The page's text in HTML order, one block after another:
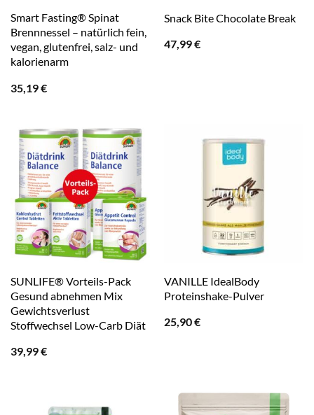
Smart Fasting® Spinat
Brennnessel – natürlich fein,
vegan, glutenfrei, salz- und
kalorienarm
35,19€
Snack Bite Chocolate Break
47,99€
SUNLIFE® Vorteils-Pack
Gesund abnehmen Mix
Gewichtsverlust
Stoffwechsel Low-Carb Diät
39,99€
VANILLE IdealBody
Proteinshake-Pulver
25,90€